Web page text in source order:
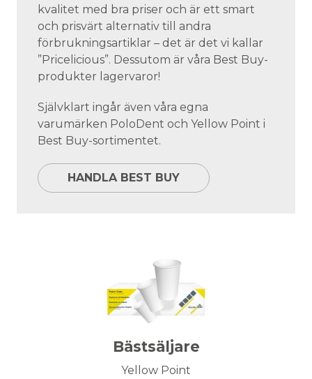
kvalitet med bra priser och är ett smart
och prisvärt alternativ till andra
förbrukningsartiklar – det är det vi kallar
”Pricelicious”. Dessutom är våra Best Buy-
produkter lagervaror!
Självklart ingår även våra egna
varumärken PoloDent och Yellow Point i
Best Buy-sortimentet.
HANDLA BEST BUY
Bästsäljare
Yellow Point